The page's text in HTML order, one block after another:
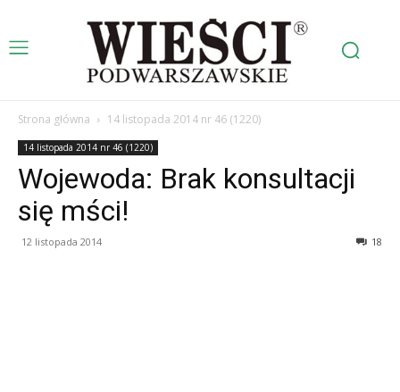
Strona główna 14 listopada 2014 nr 46 (1220)
14 listopada 2014 nr 46 (1220)
Wojewoda: Brak konsultacji
się mści!
12 listopada 2014 18